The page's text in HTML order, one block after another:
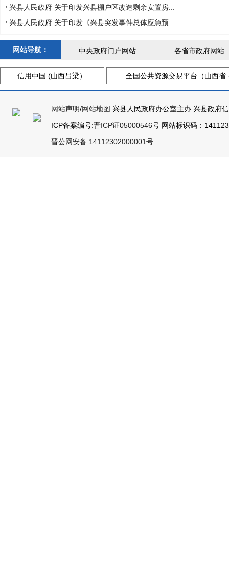
兴县人民政府 关于印发兴县棚户区改造剩余安置房...
兴县人民政府 关于印发《兴县突发事件总体应急预...
网站导航： 中央政府门户网站 各省市政府网站
信用中国 (山西吕梁） 全国公共资源交易平台（山西省
网站声明/网站地图 兴县人民政府办公室主办 兴县政府
ICP备案编号:晋ICP证05000546号 网站标识码：
晋公网安备 14112302000001号